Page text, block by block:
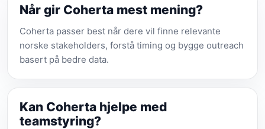
Når gir Coherta mest mening?
Coherta passer best når dere vil finne relevante
norske stakeholders, forstå timing og bygge outreach
basert på bedre data.
Kan Coherta hjelpe med
teamstyring?